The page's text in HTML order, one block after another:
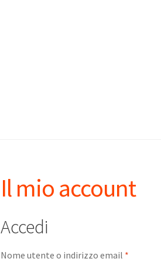
Il mio account
Accedi
Nome utente o indirizzo email *Richiesto